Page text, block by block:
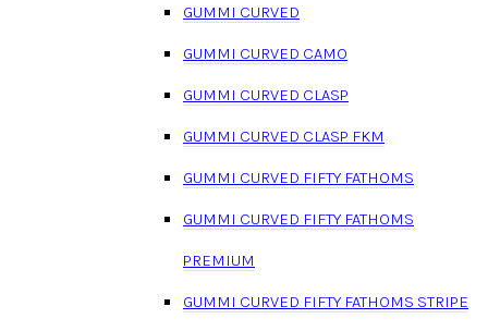
GUMMI CURVED
GUMMI CURVED CAMO
GUMMI CURVED CLASP
GUMMI CURVED CLASP FKM
GUMMI CURVED FIFTY FATHOMS
GUMMI CURVED FIFTY FATHOMS
PREMIUM
GUMMI CURVED FIFTY FATHOMS STRIPE